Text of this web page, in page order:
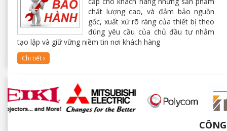
chất lượng cao, và đảm bảo nguồn
gốc, xuất xứ rõ ràng của thiết bị theo
đúng yêu cầu của chủ đầu tư nhằm
tạo lập và giữ vững niềm tin nơi khách hàng
Chi tiết